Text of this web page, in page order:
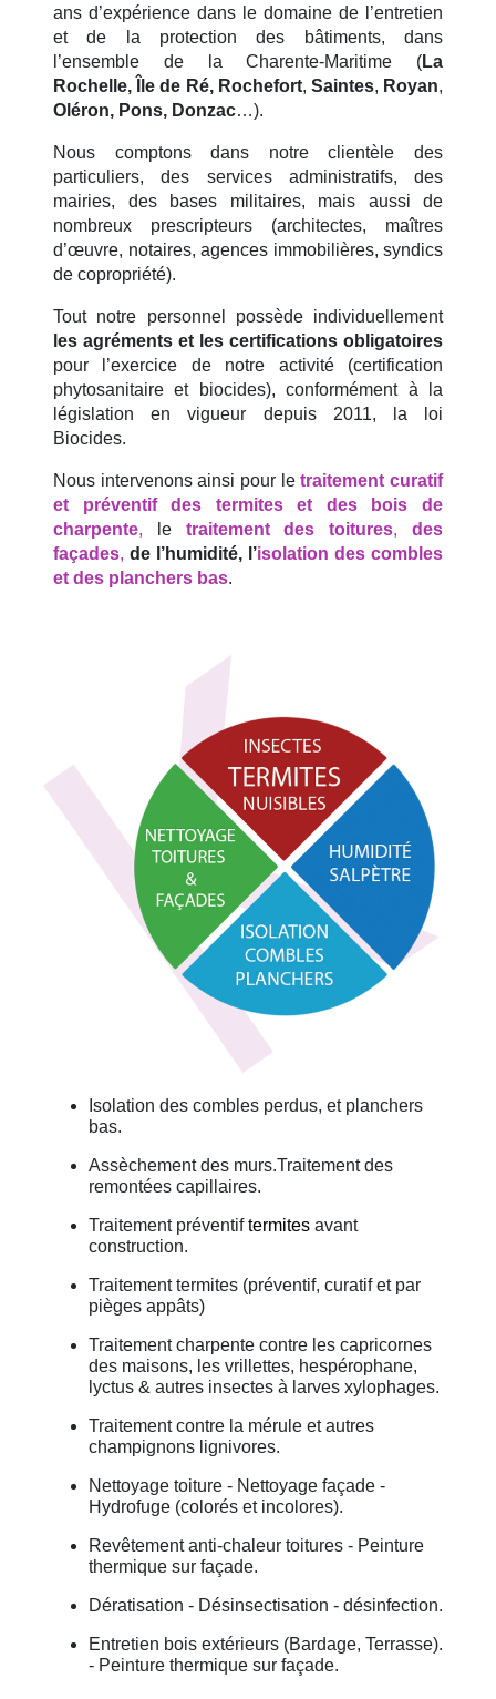
ans d’expérience dans le domaine de l’entretien
et de la protection des bâtiments, dans
l’ensemble de la Charente-Maritime (La
Rochelle, Île de Ré, Rochefort, Saintes, Royan,
Oléron, Pons, Donzac…).
Nous comptons dans notre clientèle des
particuliers, des services administratifs, des
mairies, des bases militaires, mais aussi de
nombreux prescripteurs (architectes, maîtres
d’œuvre, notaires, agences immobilières, syndics
de copropriété).
Tout notre personnel possède individuellement
les agréments et les certifications obligatoires
pour l’exercice de notre activité (certification
phytosanitaire et biocides), conformément à la
législation en vigueur depuis 2011, la loi
Biocides.
Nous intervenons ainsi pour letraitement curatif
et préventif des termites et des bois de
charpente, le traitement des toitures,
des
façades, de l’humidité, l’isolation des combles
et des planchers bas.
Isolation des combles perdus, et planchers
bas.
Assèchement des murs.Traitement des
remontées capillaires.
Traitement préventiftermites avant
construction.
Traitement termites (préventif, curatif et par
pièges appâts)
Traitement charpente contre les capricornes
des maisons, les vrillettes, hespérophane,
lyctus & autres insectes à larves xylophages.
Traitement contre la mérule et autres
champignons lignivores.
Nettoyage toiture - Nettoyage façade -
Hydrofuge (colorés et incolores).
Revêtement anti-chaleur toitures - Peinture
thermique sur façade.
Dératisation - Désinsectisation - désinfection.
Entretien bois extérieurs (Bardage, Terrasse).
- Peinture thermique sur façade.